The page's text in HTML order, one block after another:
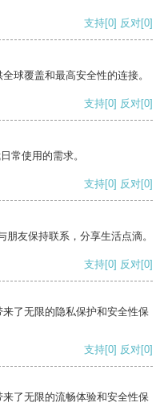
支持[0] 反对[0]
球覆盖和最高安全性的连接。
支持[0] 反对[0]
常使用的需求。
支持[0] 反对[0]
友保持联系，分享生活点滴。
支持[0] 反对[0]
了无限的隐私保护和安全性保
支持[0] 反对[0]
了无限的流畅体验和安全性保